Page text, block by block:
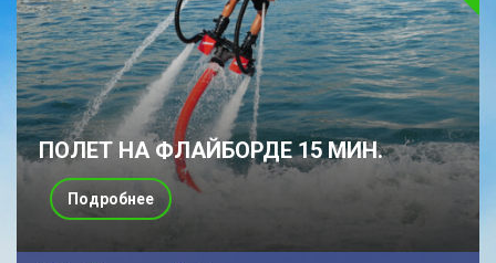
ПОЛЕТ НА ФЛАЙБОРДЕ 15 МИН.
Подробнее